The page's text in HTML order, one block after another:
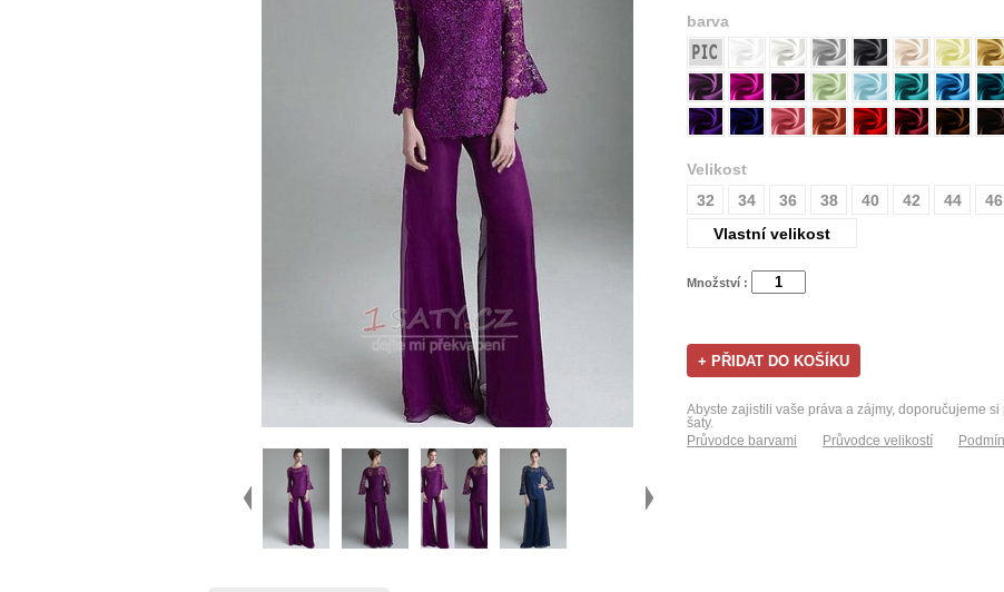
barva
Velikost
32
34 36 38 40 42 44 46
Vlastní velikost
Množství :
Abyste zajistili vaše práva a zájmy, doporučujeme
šaty.
Průvodce barvami
Průvodce velikostí